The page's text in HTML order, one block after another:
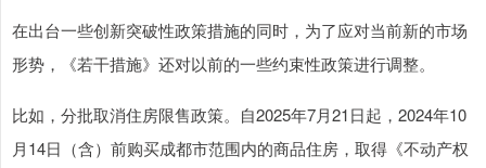
在出台一些创新突破性政策措施的同时，为了应对当前新的市场
形势，《若干措施》还对以前的一些约束性政策进行调整。
比如，分批取消住房限售政策。自2025年7月21日起，2024年10
月14日（含）前购买成都市范围内的商品住房，取得《不动产权